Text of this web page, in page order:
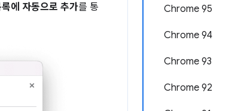
Chrome 95
Chrome 94
Chrome 93
Chrome 92
에 자동으로 추가를 통